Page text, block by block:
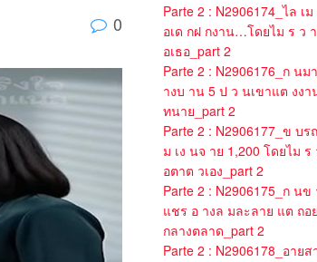
0
Parte 2 : N2906174_ไล เ
อเด กฝ กงาน…โดยไม ร ว
อเธอ_part 2
Parte 2 : N2906176_ก น
างบ าน 5 ป ว นเขาแต งง
ทนาย_part 2
Parte 2 : N2906177_ข บ
ม เง นจ าย 1,200 โดยไม
อตาต วเอง_part 2
Parte 2 : N2906175_ก น
แชร อ างล มละลาย แต ถ
กลางตลาด_part 2
Parte 2 : N2906178_อาย